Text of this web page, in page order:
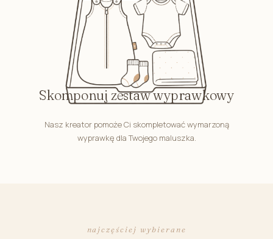
Skomponuj zestaw wyprawkowy
Nasz kreator pomoże Ci skompletować wymarzoną
wyprawkę dla Twojego maluszka.
najczęściej wybierane